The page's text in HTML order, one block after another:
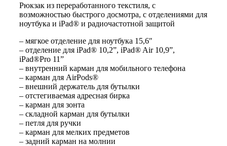
Рюкзак из переработанного текстиля, с
возможностью быстрого досмотра, с отделениями для
ноутбука и iPad® и радиочастотной защитой
– мягкое отделение для ноутбука 15,6″
– отделение для iPad® 10,2”, iPad® Air 10,9”,
iPad®Pro 11”
– внутренний карман для мобильного телефона
– карман для AirPods®
– внешний держатель для бутылки
– отстегиваемая адресная бирка
– карман для зонта
– складной карман для бутылки
– петля для ручки
– карман для мелких предметов
– задний карман на молнии